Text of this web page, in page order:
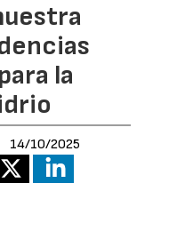
la
14/10/2025